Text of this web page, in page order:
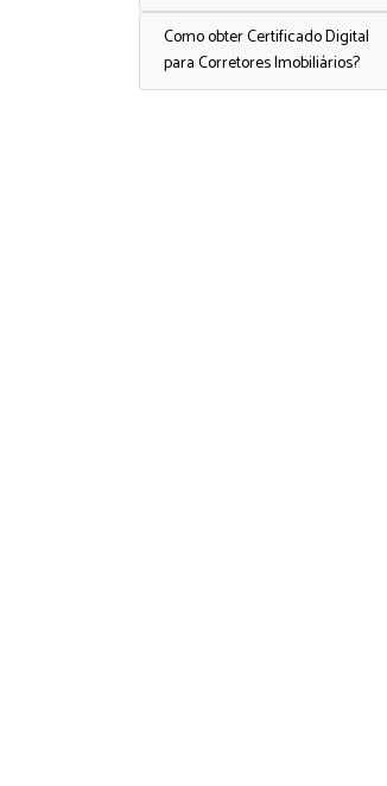
Como obter Certificado Digital
para Corretores Imobiliários?